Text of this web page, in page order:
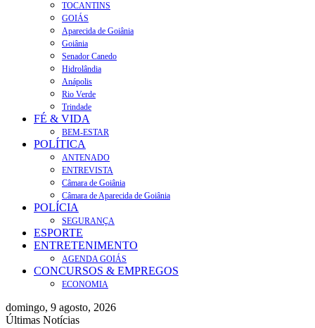
TOCANTINS
GOIÁS
Aparecida de Goiânia
Goiânia
Senador Canedo
Hidrolândia
Anápolis
Rio Verde
Trindade
FÉ & VIDA
BEM-ESTAR
POLÍTICA
ANTENADO
ENTREVISTA
Câmara de Goiânia
Câmara de Aparecida de Goiânia
POLÍCIA
SEGURANÇA
ESPORTE
ENTRETENIMENTO
AGENDA GOIÁS
CONCURSOS & EMPREGOS
ECONOMIA
domingo, 9 agosto, 2026
Últimas Notícias